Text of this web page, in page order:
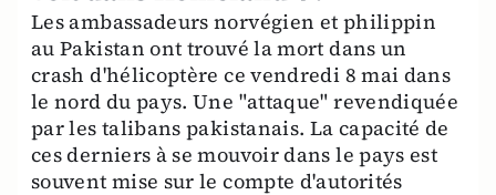
Les ambassadeurs norvégien et philippin
au Pakistan ont trouvé la mort dans un
crash d'hélicoptère ce vendredi 8 mai dans
le nord du pays. Une "attaque" revendiquée
par les talibans pakistanais. La capacité de
ces derniers à se mouvoir dans le pays est
souvent mise sur le compte d'autorités